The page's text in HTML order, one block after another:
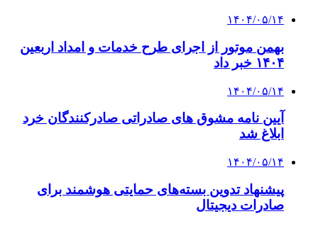
۱۴۰۴/۰۵/۱۴
بهمن موتور از اجرای طرح خدمات و امداد اربعین
۱۴۰۴ خبر داد
۱۴۰۴/۰۵/۱۴
آیین نامه مشوق های صادراتی صادرکنندگان خرد
ابلاغ شد
۱۴۰۴/۰۵/۱۴
پیشنهاد تدوین بسته‌های حمایتی هوشمند برای
صادرات دیجیتال